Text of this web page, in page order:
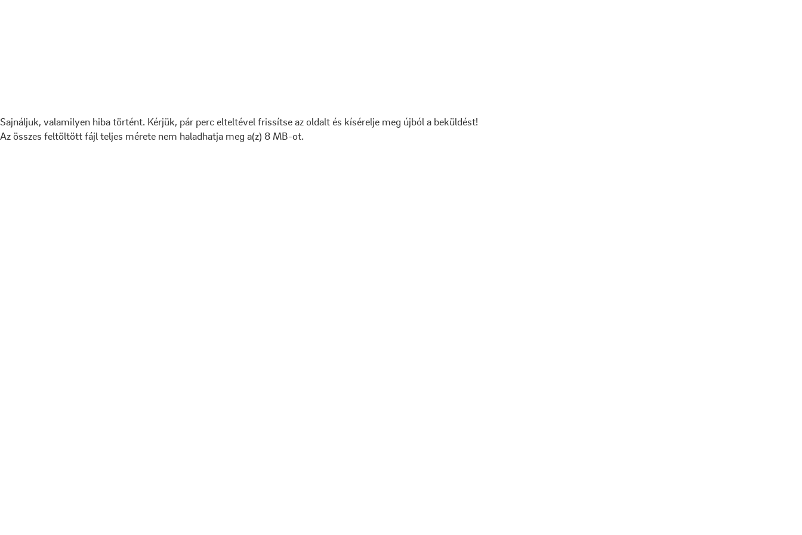
Sajnáljuk, valamilyen hiba történt. Kérjük, pár perc elteltével frissítse az oldalt és kísérelje meg újból a beküldést!
Az összes feltöltött fájl teljes mérete nem haladhatja meg a(z) 8 MB-ot.